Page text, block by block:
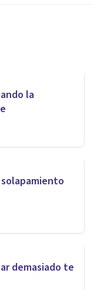
la
solapamiento
demasiado te